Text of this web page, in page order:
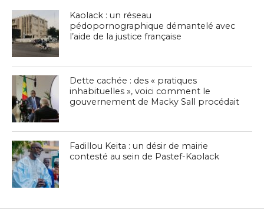
Kaolack : un réseau
pédopornographique démantelé avec
l’aide de la justice française
Dette cachée : des « pratiques
inhabituelles », voici comment le
gouvernement de Macky Sall procédait
Fadillou Keita : un désir de mairie
contesté au sein de Pastef-Kaolack